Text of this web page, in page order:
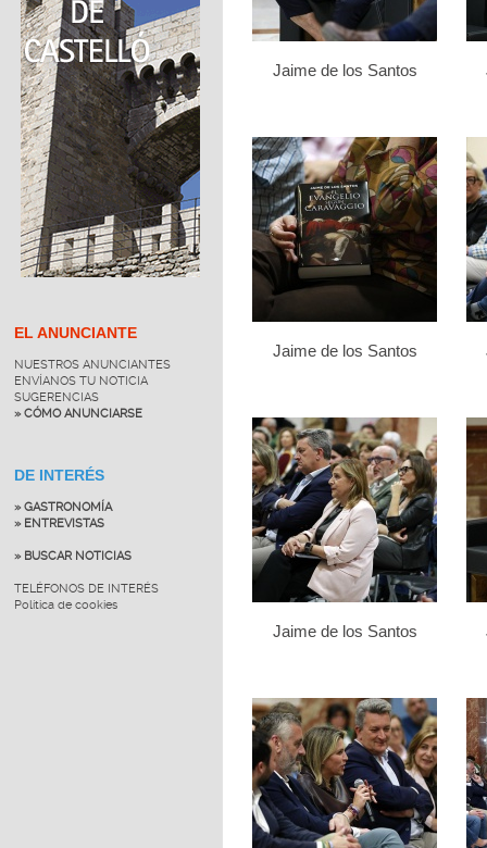
EL ANUNCIANTE
NUESTROS ANUNCIANTES
ENVÍANOS TU NOTICIA
SUGERENCIAS
» CÓMO ANUNCIARSE
DE INTERÉS
» GASTRONOMÍA
» ENTREVISTAS
» BUSCAR NOTICIAS
TELÉFONOS DE INTERÉS
Política de cookies
Jaime de los Santos
Jaime de los Santos
Jaime de los Santos